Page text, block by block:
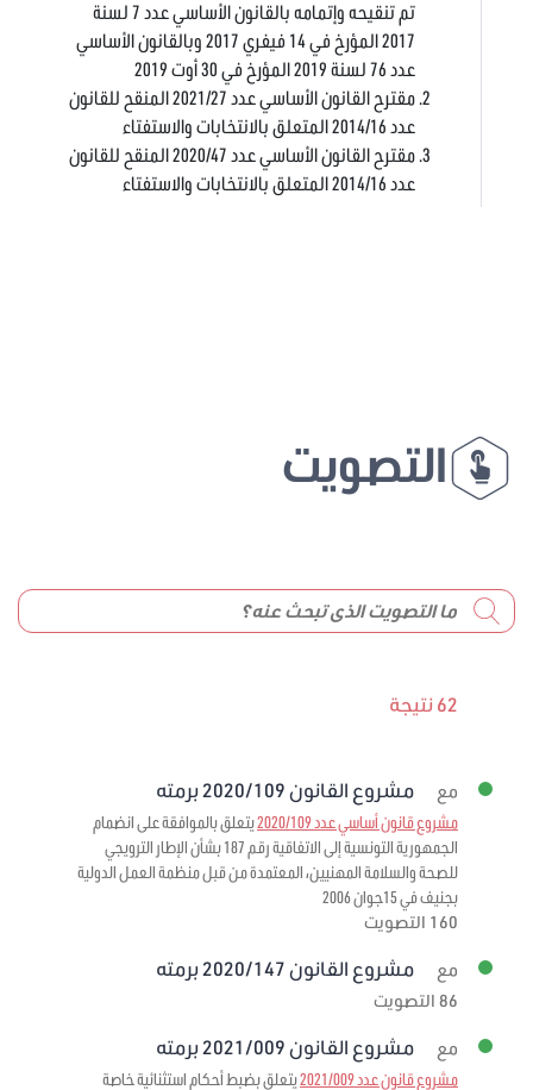
تم تنقيحه وإتمامه بالقانون الأساسي عدد 7 لسنة
2017 المؤرخ في 14 فيفري 2017 وبالقانون الأساسي
عدد 76 لسنة 2019 المؤرخ في 30 أوت 2019
مقترح القانون الأساسي عدد 2021/27 المنقح للقانون
عدد 2014/16 المتعلق بالانتخابات والاستفتاء
مقترح القانون الأساسي عدد 2020/47 المنقح للقانون
عدد 2014/16 المتعلق بالانتخابات والاستفتاء
التصويت
62 نتيجة
مع مشروع القانون 2020/109 برمته
مشروع قانون أساسي عدد 2020/109
يتعلق بالموافقة على انضمام
الجمهورية التونسية إلى الاتفاقية رقم 187 بشأن الإطار الترويجي
للصحة والسلامة المهنيين، المعتمدة من قبل منظمة العمل الدولية
بجنيف في 15جوان 2006
160 التصويت
مع مشروع القانون 2020/147 برمته
86 التصويت
مع مشروع القانون 2021/009 برمته
مشروع قانون عدد 2021/009
يتعلق بضبط أحكام استثنائية خاصة